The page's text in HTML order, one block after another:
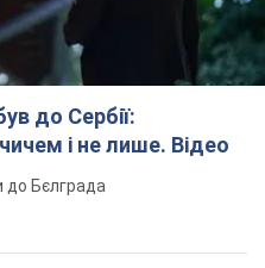
до Сербії:
і не лише. Відео
до Бєлграда